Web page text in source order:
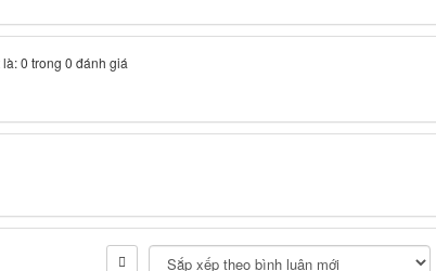
0 trong 0 đánh giá